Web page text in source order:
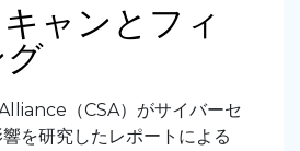
ャンとフィ
（CSA）がサイバーセ
を研究したレポートによる